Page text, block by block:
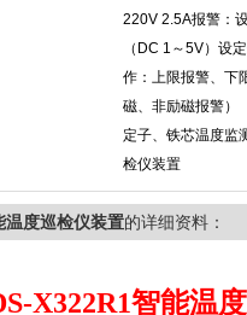
220V 2.5A报警：
（DC 1～5V）设
作：上限报警、下
磁、非励磁报警）
定子、铁芯温度监
检仪装置
温度巡检仪装置的详细资料：
X322R1智能温